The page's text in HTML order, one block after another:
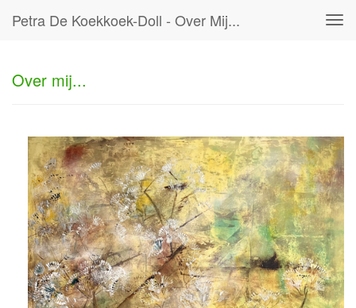
Petra De Koekkoek-Doll - Over Mij...
Over mij...